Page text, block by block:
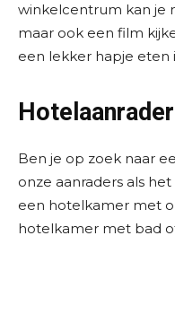
winkelcentrum kan je
maar ook een film
een lekker hapje eten
Ben je op zoek naar
onze aanraders als
een hotelkamer met
hotelkamer met bad